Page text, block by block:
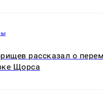
рассказал о
Щорса